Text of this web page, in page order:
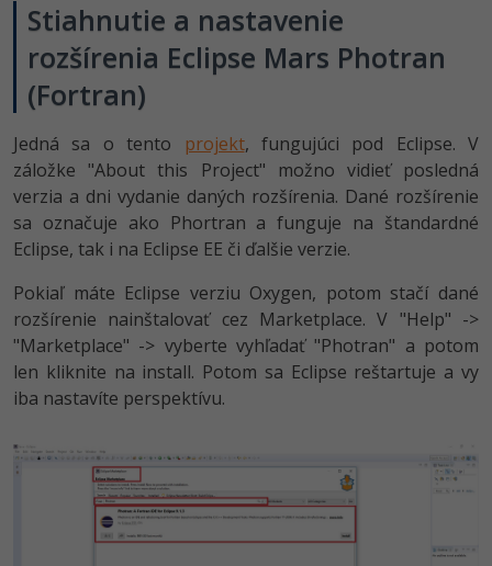
Kybernetická bezpečnost
Elektronický podpis
Windows
Fórum
Stiahnutie a nastavenie
rozšírenia Eclipse Mars Photran
(Fortran)
Jedná sa o tento projekt, fungujúci pod Eclipse. V
záložke "About this Project" možno vidieť posledná
verzia a dni vydanie daných rozšírenia. Dané rozšírenie
sa označuje ako Phortran a funguje na štandardné
Eclipse, tak i na Eclipse EE či ďalšie verzie.
Pokiaľ máte Eclipse verziu Oxygen, potom stačí dané
rozšírenie nainštalovať cez Marketplace. V "Help" ->
"Marketplace" -> vyberte vyhľadať "Photran" a potom
len kliknite na install. Potom sa Eclipse reštartuje a vy
iba nastavíte perspektívu.